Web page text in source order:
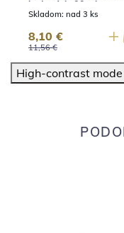
Skladom: nad 3 ks
11,56 €
8,10 €
High-contrast mode